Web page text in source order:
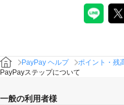
PayPay ヘルプ ポイント・残
PayPayステップについて
一般の利用者様